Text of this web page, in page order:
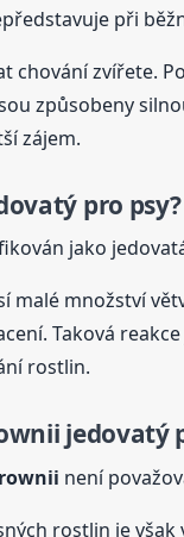
při
chování zvířete.
způsobeny
zájem.
pro psy?
jako
malé množství
Taková
rostlin.
jedovatý
není
rostlin je